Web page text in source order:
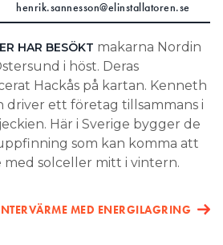
henrik.sannesson@elinstallatoren.se
HAR BESÖKT makarna Nordin
i höst. Deras
Hackås på kartan. Kenneth
driver ett företag tillsammans i
Här i Sverige bygger de
som kan komma att
med solceller mitt i vintern.
MED ENERGILAGRING